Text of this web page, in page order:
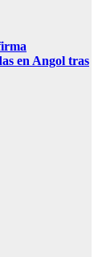
en Angol tras